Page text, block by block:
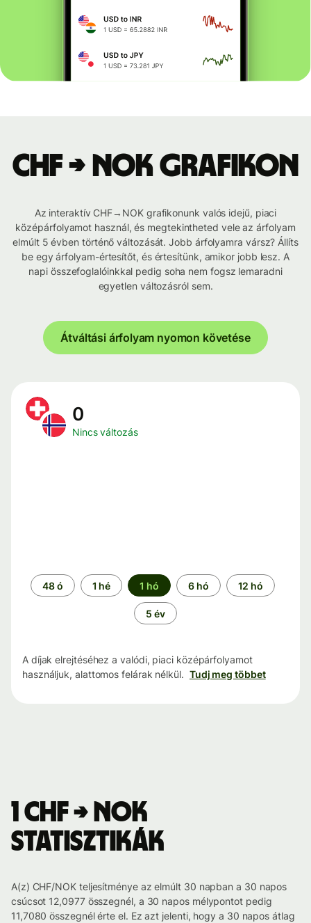
CHF → NOK grafikon
Az interaktív CHF→NOK grafikonunk valós idejű, piaci
középárfolyamot használ, és megtekintheted vele az árfolyam
elmúlt 5 évben történő változását. Jobb árfolyamra vársz? Állíts
be egy árfolyam-értesítőt, és értesítünk, amikor jobb lesz. A
napi összefoglalóinkkal pedig soha nem fogsz lemaradni
egyetlen változásról sem.
Átváltási árfolyam nyomon követése
0
Nincs változás
Időszak
48 ó 1 hé 1 hó 6 hó 12 hó
5 év
A díjak elrejtéséhez a valódi, piaci középárfolyamot
használjuk, alattomos felárak nélkül. Tudj meg többet
1 CHF → NOK
statisztikák
A(z) CHF/NOK teljesítménye az elmúlt 30 napban a 30 napos
csúcsot 12,0977 összegnél, a 30 napos mélypontot pedig
11,7080 összegnél érte el. Ez azt jelenti, hogy a 30 napos átlag